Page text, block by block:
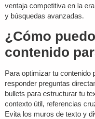
ventaja competitiva en la
y búsquedas avanzadas.
¿Cómo
contenido
Para optimizar tu contenido
responder preguntas
bullets para estructurar tu
contexto útil, referencias
Evita los muros de texto y